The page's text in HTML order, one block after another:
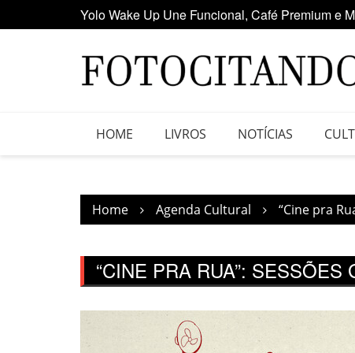
to
Maior clube de vinil da América Latina participa
HOME LIVROS NOTÍCIAS
Home Agenda Cultural “Cine pra
“CINE PRA RUA”: